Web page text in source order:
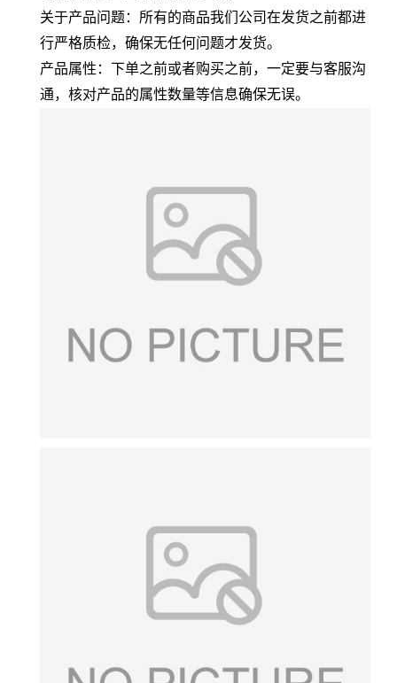
关于产品问题：所有的商品我们公司在发货之前都进
行严格质检，确保无任何问题才发货。
产品属性：下单之前或者购买之前，一定要与客服沟
通，核对产品的属性数量等信息确保无误。